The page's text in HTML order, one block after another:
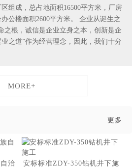
组成，总占地面积16500平方米，厂房
公楼面积2600平方米。 企业从诞生之
之根，诚信是企业立身之本，创新是企
之道”作为经营理念，因此，我们十分
MORE+
更多
治
安标标准ZDY-350钻机井下施